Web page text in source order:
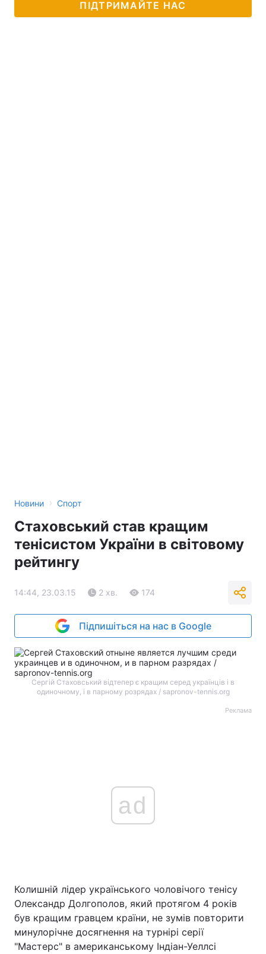
ПІДТРИМАЙТЕ НАС
Новини › Спорт
Стаховський став кращим
тенісистом України в світовому
рейтингу
14:44, 23.03.15 2 хв. 174
Підпишіться на нас в Google
Сергій Стаховський відтепер є кращим серед українців і в
одиночному, і в парному розрядах / sapronov-tennis.org
Реклама
ad
Колишній лідер українського чоловічого тенісу
Олександр Долгополов, який протягом 4 років
був кращим гравцем країни, не зумів повторити
минулорічне досягнення на турнірі серії
"Мастерс" в американському Індіан-Уеллсі